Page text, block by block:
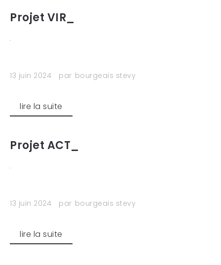
Projet VIR_
13 juin 2024 par bourgeais stevy
lire la suite
Projet ACT_
13 juin 2024 par bourgeais stevy
lire la suite